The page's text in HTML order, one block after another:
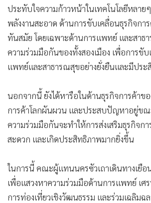
ประทับใจความก้าวหน้าในเทคโนโลยีหลาย
พลังงานสะอาด ด้านการขับเคลื่อนธุรกิจกา
ทันสมัย โดยเฉพาะด้านการแพทย์ และสาธ
ความร่วมมือกันของทั้งสองเมือง เพื่อการขั
แพทย์และสาธารณสุขอย่างยั่งยืนและมีประ
นอกจากนี้ ยังได้หารือในด้านธุรกิจการค้าขอ
การค้าโลกผันผวน และประสบปัญหาอยู่ขณ
ความร่วมมือกันจะทำให้การส่งเสริมธุรกิจก
สะดวก และเกิดประสิทธิภาพมากยิ่งขึ้น
ในการนี้ คณะผู้แทนนครซัวเถาเดินทางเยือ
เพื่อแสวงหาความร่วมมือด้านการแพทย์ เศ
การท่องเที่ยวเชิงวัฒนธรรม และร่วมเฉลิมฉ